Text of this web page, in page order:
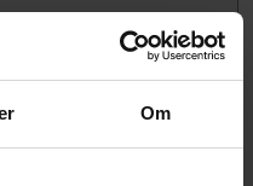
Om
lykkes kun via folk
har fået…